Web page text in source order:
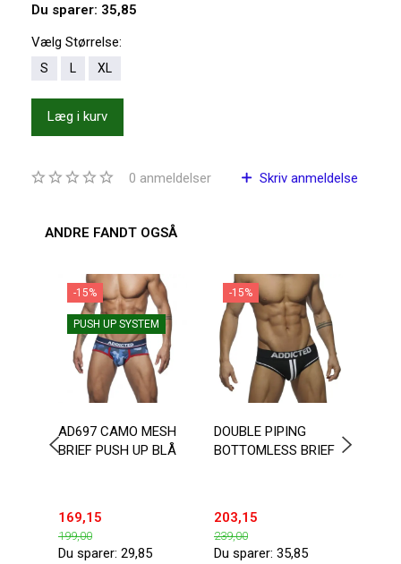
Du sparer: 35,85
Vælg Størrelse:
S L XL
Læg i kurv
0 anmeldelser Skriv anmeldelse
ANDRE FANDT OGSÅ
-15%
PUSH UP SYSTEM
AD697 CAMO MESH
BRIEF PUSH UP BLÅ
169,15
199,00
Du sparer: 29,85
-15%
DOUBLE PIPING
BOTTOMLESS BRIEF
203,15
239,00
Du sparer: 35,85